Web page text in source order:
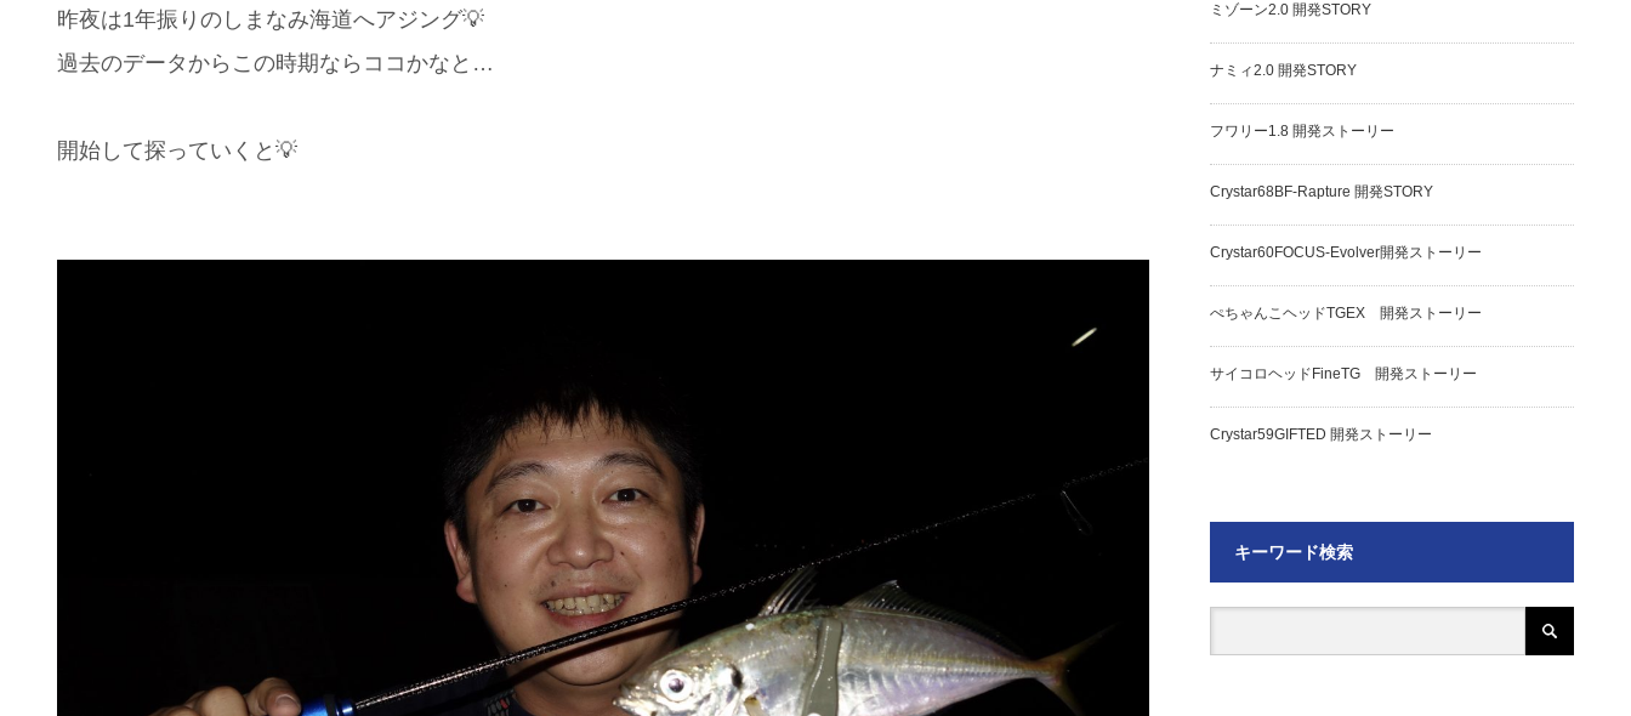
昨夜は1年振りのしまなみ海道へアジング💡
過去のデータからこの時期ならココかなと…
開始して探っていくと💡
ミゾーン2.0 開発STORY
ナミィ2.0 開発STORY
フワリー1.8 開発ストーリー
Crystar68BF-Rapture 開発STORY
Crystar60FOCUS-Evolver開発ストーリー
ぺちゃんこヘッドTGEX 開発ストーリー
サイコロヘッドFineTG 開発ストーリー
Crystar59GIFTED 開発ストーリー
キーワード検索